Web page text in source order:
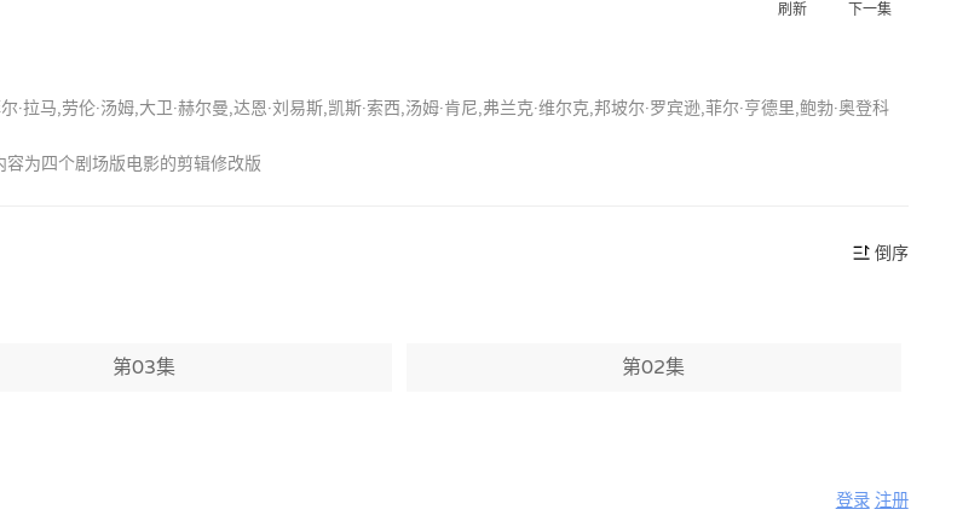
下一集
刷新
拉马,劳伦·汤姆,大卫·赫尔曼,达恩·刘易斯,凯斯·索西,汤姆·肯尼,弗兰克·维尔克,邦坡尔·罗宾逊,菲尔·亨德里,鲍勃·奥登科
为四个剧场版电影的剪辑修改版
倒序
第03集 第02集
登录 注册